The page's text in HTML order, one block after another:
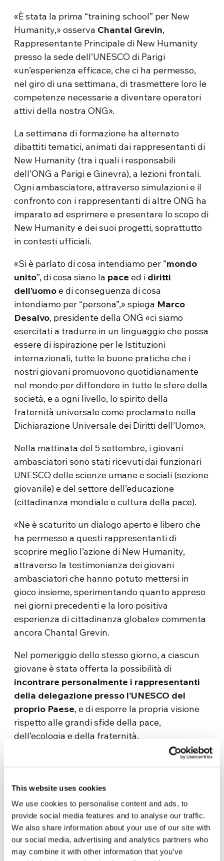
This website uses cookies
We use cookies to personalise content and ads, to
provide social media features and to analyse our traffic.
We also share information about your use of our site with
our social media, advertising and analytics partners who
may combine it with other information that you’ve
«È stata la prima “training school” per New
Humanity,» osserva Chantal Grevin,
Rappresentante Principale di New Humanity
presso la sede dell’UNESCO di Parigi
«un’esperienza efficace, che ci ha permesso,
nel giro di una settimana, di trasmettere loro le
competenze necessarie a diventare operatori
attivi della nostra ONG».
La settimana di formazione ha alternato
dibattiti tematici, animati dai rappresentanti di
New Humanity (tra i quali i responsabili
dell’ONG a Parigi e Ginevra), a lezioni frontali.
Ogni ambasciatore, attraverso simulazioni e il
confronto con i rappresentanti di altre ONG ha
imparato ad esprimere e presentare lo scopo di
New Humanity e dei suoi progetti, soprattutto
in contesti ufficiali.
«Si è parlato di cosa intendiamo per “mondo
unito”, di cosa siano la pace ed i diritti
dell’uomoe di conseguenza di cosa
intendiamo per “persona”,» spiega Marco
Desalvo, presidente della ONG «ci siamo
esercitati a tradurre in un linguaggio che possa
essere di ispirazione per le Istituzioni
internazionali, tutte le buone pratiche che i
nostri giovani promuovono quotidianamente
nel mondo per diffondere in tutte le sfere della
società, e a ogni livello, lo spirito della
fraternità universale come proclamato nella
Dichiarazione Universale dei Diritti dell’Uomo».
Nella mattinata del 5 settembre, i giovani
ambasciatori sono stati ricevuti dai funzionari
UNESCO delle scienze umane e sociali (sezione
giovanile) e del settore dell’educazione
(cittadinanza mondiale e cultura della pace).
«Ne è scaturito un dialogo aperto e libero che
ha permesso a questi rappresentanti di
scoprire meglio l’azione di New Humanity,
attraverso la testimonianza dei giovani
ambasciatori che hanno potuto mettersi in
gioco insieme, sperimentando quanto appreso
nei giorni precedenti e la loro positiva
esperienza di cittadinanza globale» commenta
ancora Chantal Grevin.
Nel pomeriggio dello stesso giorno, a ciascun
giovane è stata offerta la possibilità di
incontrare personalmente i rappresentanti
della delegazione presso l’UNESCO del
proprio Paese, e di esporre la propria visione
rispetto alle grandi sfide della pace,
dell’ecologia e della fraternità.
Durante la training school, i giovani hanno
dialogare conMons. Follo
Permanente della Santa Sede e Marie Claude
Machon,Philippe Beaussant ePatrick
Gallaud, rispettivamente Presidente, Vice-
Presidente ed ex Presidente del Comitato di
collegamento ONG-UNESCO.